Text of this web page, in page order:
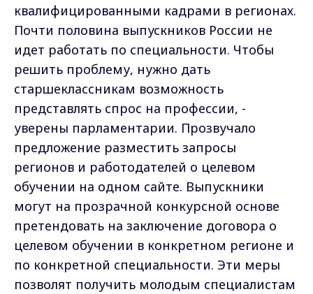
квалифицированными кадрами в регионах.
Почти половина выпускников России не
идет работать по специальности. Чтобы
решить проблему, нужно дать
старшеклассникам возможность
представлять спрос на профессии, -
уверены парламентарии. Прозвучало
предложение разместить запросы
регионов и работодателей о целевом
обучении на одном сайте. Выпускники
могут на прозрачной конкурсной основе
претендовать на заключение договора о
целевом обучении в конкретном регионе и
по конкретной специальности. Эти меры
позволят получить молодым специалистам